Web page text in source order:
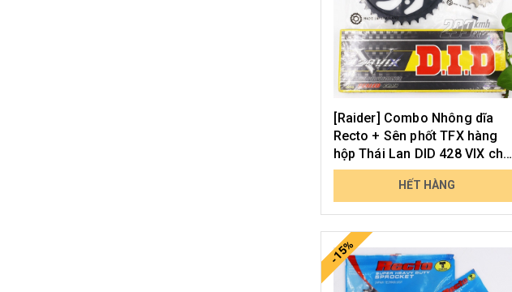
[Raider] Combo Nhông dĩa
Recto + Sên phốt TFX hàng
hộp Thái Lan DID 428 VIX cho
Raider, Satria
HẾT HÀNG
-15%